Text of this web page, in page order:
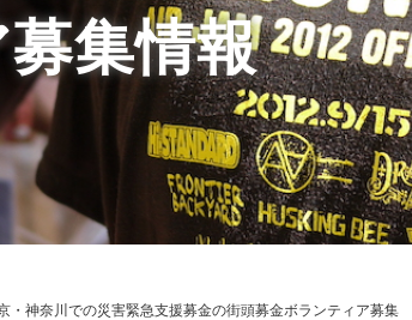
集情報
・神奈川での災害緊急支援募金の街頭募金ボランティア募集